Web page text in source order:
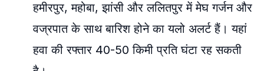
हमीरपुर, महोबा, झांसी और ललितपुर में मेघ गर्जन और
वज्रपात के साथ बारिश होने का यलो अलर्ट हैं। यहां
हवा की रफ्तार 40-50 किमी प्रति घंटा रह सकती